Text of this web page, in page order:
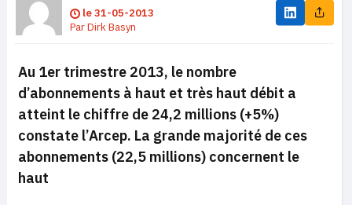
le31-05-2013
ParDirk Basyn
Au 1er trimestre 2013, le nombre
d’abonnements à haut et très haut débit a
atteint le chiffre de 24,2 millions (+5%)
constate l’Arcep. La grande majorité de ces
abonnements (22,5 millions) concernent le
haut